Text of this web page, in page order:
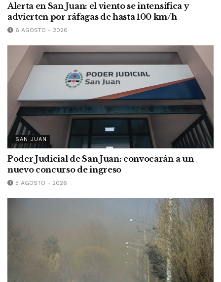
Alerta en San Juan: el viento se intensifica y
advierten por ráfagas de hasta 100 km/h
6 AGOSTO - 2026
SAN JUAN
Poder Judicial de San Juan: convocarán a un
nuevo concurso de ingreso
5 AGOSTO - 2026